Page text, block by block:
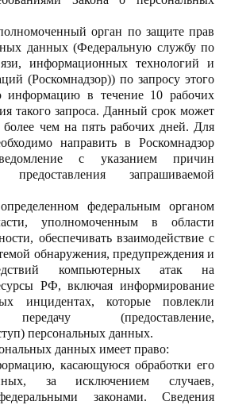
орган по защите прав
данных (Федеральную службу по
информационных технологий и
(Роскомнадзор)) по запросу этого
информацию в течение 10 рабочих
такого запроса. Данный срок может
чем на пять рабочих дней. Для
направить в Роскомнадзор
с указанием причин
запрашиваемой
федеральным органом
уполномоченным в области
обеспечивать взаимодействие с
обнаружения, предупреждения и
компьютерных атак на
РФ, включая информирование
инцидентах, которые повлекли
(предоставление,
персональных данных.
данных имеет право:
касающуюся обработки его
за исключением случаев,
законами. Сведения